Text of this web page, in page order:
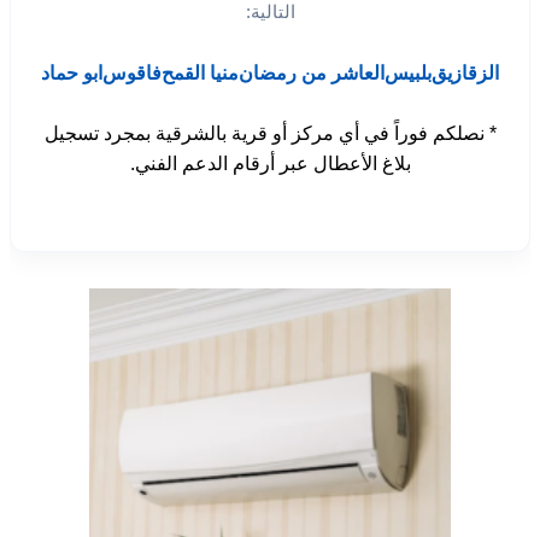
التالية:
الزقازيقبلبيس العاشر من رمضانمنيا القمحفاقوس ابو حماد
* نصلكم فوراً في أي مركز أو قرية بالشرقية بمجرد تسجيل
بلاغ الأعطال عبر أرقام الدعم الفني.